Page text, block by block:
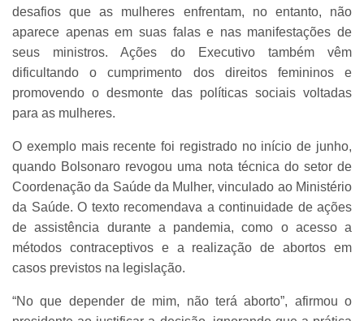
desafios que as mulheres enfrentam, no entanto, não
aparece apenas em suas falas e nas manifestações de
seus ministros. Ações do Executivo também vêm
dificultando o cumprimento dos direitos femininos e
promovendo o desmonte das políticas sociais voltadas
para as mulheres.
O exemplo mais recente foi registrado no início de junho,
quando Bolsonaro revogou uma nota técnica do setor de
Coordenação da Saúde da Mulher, vinculado ao Ministério
da Saúde. O texto recomendava a continuidade de ações
de assistência durante a pandemia, como o acesso a
métodos contraceptivos e a realização de abortos em
casos previstos na legislação.
“No que depender de mim, não terá aborto”, afirmou o